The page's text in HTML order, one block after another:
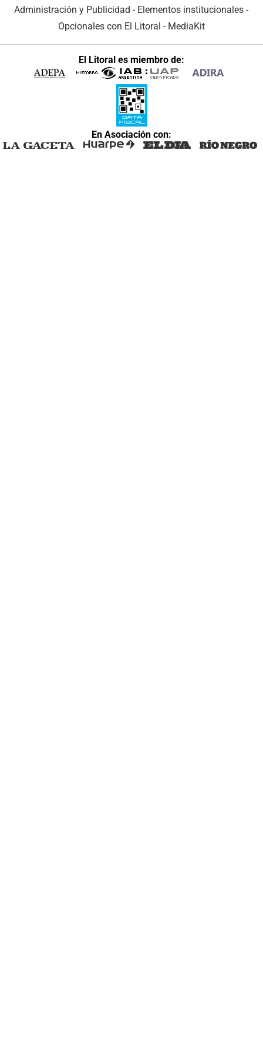
Administración y Publicidad - Elementos institucionales -
Opcionales con El Litoral - MediaKit
El Litoral es miembro de:
En Asociación con: